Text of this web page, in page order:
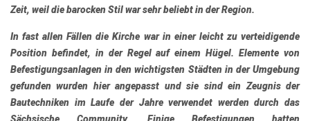
Zeit, weil die barocken Stil war sehr beliebt in der Region.
In fast allen Fällen die Kirche war in einer leicht zu verteidigende
Position befindet, in der Regel auf einem Hügel. Elemente von
Befestigungsanlagen in den wichtigsten Städten in der Umgebung
gefunden wurden hier angepasst und sie sind ein Zeugnis der
Bautechniken im Laufe der Jahre verwendet werden durch das